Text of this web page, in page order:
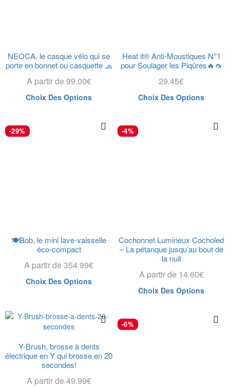
NEOCA, le casque vélo qui se
porte en bonnet ou casquette 🧢
A partir de 99.00€
Choix Des Options
Heat it® Anti-Moustiques N°1
pour Soulager les Piqûres🔥🦟
29.45€
Choix Des Options
-29%
🍽️Bob, le mini lave-vaisselle
éco-compact
A partir de 354.99€
Choix Des Options
-4%
Cochonnet Lumineux Cocholed
– La pétanque jusqu’au bout de
la nuit
A partir de 14.60€
Choix Des Options
Y-Brush, brosse à dents
électrique en Y qui brosse en 20
secondes!
A partir de 49.99€
-6%